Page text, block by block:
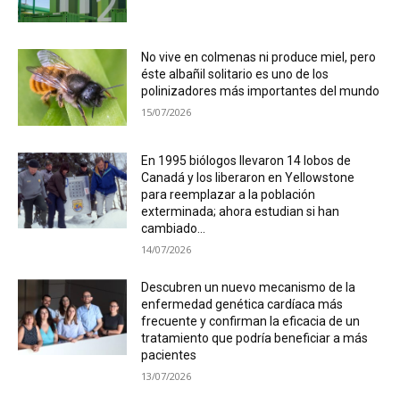
No vive en colmenas ni produce miel, pero
éste albañil solitario es uno de los
polinizadores más importantes del mundo
15/07/2026
En 1995 biólogos llevaron 14 lobos de
Canadá y los liberaron en Yellowstone
para reemplazar a la población
exterminada; ahora estudian si han
cambiado...
14/07/2026
Descubren un nuevo mecanismo de la
enfermedad genética cardíaca más
frecuente y confirman la eficacia de un
tratamiento que podría beneficiar a más
pacientes
13/07/2026